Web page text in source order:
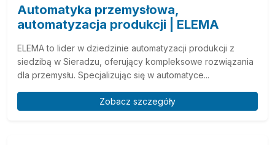
Automatyka przemysłowa,
automatyzacja produkcji | ELEMA
ELEMA to lider w dziedzinie automatyzacji produkcji z
siedzibą w Sieradzu, oferujący kompleksowe rozwiązania
dla przemysłu. Specjalizując się w automatyce...
Zobacz szczegóły